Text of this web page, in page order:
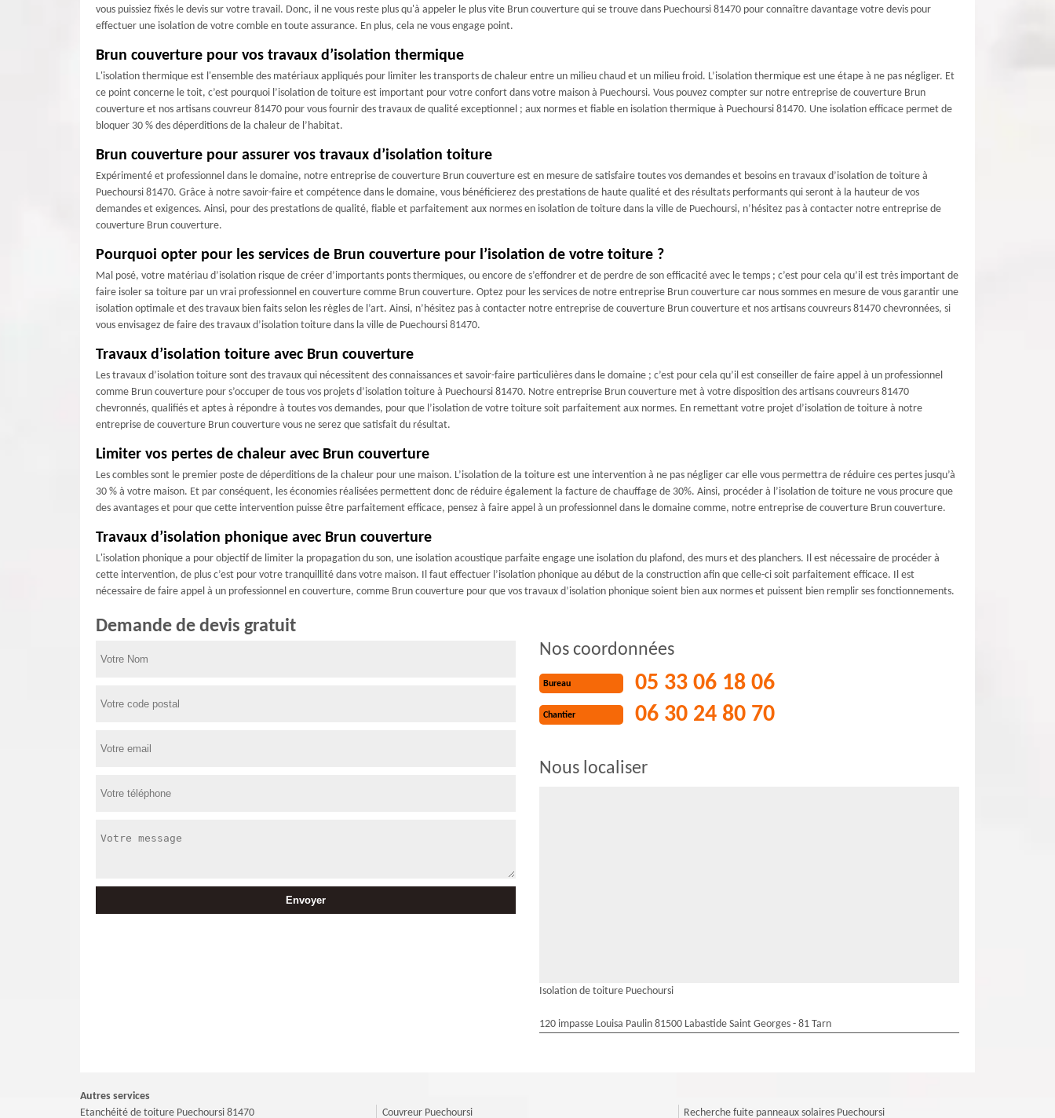
vous puissiez fixés le devis sur votre travail. Donc, il ne vous reste plus qu'à appeler le plus vite Brun couverture qui se trouve dans Puechoursi 81470 pour connaître davantage votre devis pour
effectuer une isolation de votre comble en toute assurance. En plus, cela ne vous engage point.
Brun couverture pour vos travaux d’isolation thermique
L'isolation thermique est l'ensemble des matériaux appliqués pour limiter les transports de chaleur entre un milieu chaud et un milieu froid. L’isolation thermique est une étape à ne pas négliger. Et
ce point concerne le toit, c’est pourquoi l’isolation de toiture est important pour votre confort dans votre maison à Puechoursi. Vous pouvez compter sur notre entreprise de couverture Brun
couverture et nos artisans couvreur 81470 pour vous fournir des travaux de qualité exceptionnel ; aux normes et fiable en isolation thermique à Puechoursi 81470. Une isolation efficace permet de
bloquer 30 % des déperditions de la chaleur de l’habitat.
Brun couverture pour assurer vos travaux d’isolation toiture
Expérimenté et professionnel dans le domaine, notre entreprise de couverture Brun couverture est en mesure de satisfaire toutes vos demandes et besoins en travaux d’isolation de toiture à
Puechoursi 81470. Grâce à notre savoir-faire et compétence dans le domaine, vous bénéficierez des prestations de haute qualité et des résultats performants qui seront à la hauteur de vos
demandes et exigences. Ainsi, pour des prestations de qualité, fiable et parfaitement aux normes en isolation de toiture dans la ville de Puechoursi, n’hésitez pas à contacter notre entreprise de
couverture Brun couverture.
Pourquoi opter pour les services de Brun couverture pour l’isolation de votre toiture ?
Mal posé, votre matériau d’isolation risque de créer d’importants ponts thermiques, ou encore de s’effondrer et de perdre de son efficacité avec le temps ; c’est pour cela qu’il est très important de
faire isoler sa toiture par un vrai professionnel en couverture comme Brun couverture. Optez pour les services de notre entreprise Brun couverture car nous sommes en mesure de vous garantir une
isolation optimale et des travaux bien faits selon les règles de l’art. Ainsi, n’hésitez pas à contacter notre entreprise de couverture Brun couverture et nos artisans couvreurs 81470 chevronnées, si
vous envisagez de faire des travaux d’isolation toiture dans la ville de Puechoursi 81470.
Travaux d’isolation toiture avec Brun couverture
Les travaux d’isolation toiture sont des travaux qui nécessitent des connaissances et savoir-faire particulières dans le domaine ; c’est pour cela qu’il est conseiller de faire appel à un professionnel
comme Brun couverture pour s’occuper de tous vos projets d’isolation toiture à Puechoursi 81470. Notre entreprise Brun couverture met à votre disposition des artisans couvreurs 81470
chevronnés, qualifiés et aptes à répondre à toutes vos demandes, pour que l’isolation de votre toiture soit parfaitement aux normes. En remettant votre projet d’isolation de toiture à notre
entreprise de couverture Brun couverture vous ne serez que satisfait du résultat.
Limiter vos pertes de chaleur avec Brun couverture
Les combles sont le premier poste de déperditions de la chaleur pour une maison. L’isolation de la toiture est une intervention à ne pas négliger car elle vous permettra de réduire ces pertes jusqu’à
30 % à votre maison. Et par conséquent, les économies réalisées permettent donc de réduire également la facture de chauffage de 30%. Ainsi, procéder à l’isolation de toiture ne vous procure que
des avantages et pour que cette intervention puisse être parfaitement efficace, pensez à faire appel à un professionnel dans le domaine comme, notre entreprise de couverture Brun couverture.
Travaux d’isolation phonique avec Brun couverture
L'isolation phonique a pour objectif de limiter la propagation du son, une isolation acoustique parfaite engage une isolation du plafond, des murs et des planchers. Il est nécessaire de procéder à
cette intervention, de plus c’est pour votre tranquillité dans votre maison. Il faut effectuer l’isolation phonique au début de la construction afin que celle-ci soit parfaitement efficace. Il est
nécessaire de faire appel à un professionnel en couverture, comme Brun couverture pour que vos travaux d’isolation phonique soient bien aux normes et puissent bien remplir ses fonctionnements.
Demande de devis gratuit
Nos coordonnées
Bureau 05 33 06 18 06
Chantier 06 30 24 80 70
Nous localiser
Isolation de toiture Puechoursi
120 impasse Louisa Paulin 81500 Labastide Saint Georges - 81 Tarn
Autres services
Etanchéité de toiture Puechoursi 81470
Couvreur Puechoursi Recherche fuite panneaux solaires Puechoursi